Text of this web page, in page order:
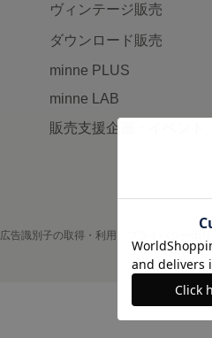
ヴィンテージ販売
ダウンロード販売
minne PLUS
minne LAB
販売支援企画・イベント
広告識別子の取得・利用